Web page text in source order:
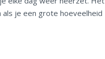
je een grote hoeveelheid